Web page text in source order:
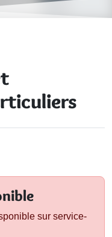
sur service-